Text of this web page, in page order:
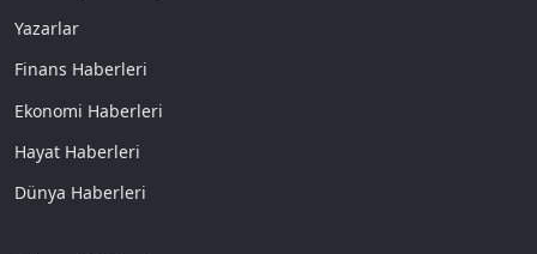
Yazarlar
Finans Haberleri
Ekonomi Haberleri
Hayat Haberleri
Dünya Haberleri